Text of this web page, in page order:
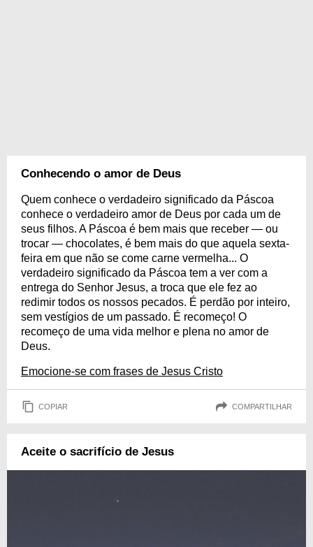
Conhecendo o amor de Deus
Quem conhece o verdadeiro significado da Páscoa
conhece o verdadeiro amor de Deus por cada um de
seus filhos. A Páscoa é bem mais que receber — ou
trocar — chocolates, é bem mais do que aquela sexta-
feira em que não se come carne vermelha... O
verdadeiro significado da Páscoa tem a ver com a
entrega do Senhor Jesus, a troca que ele fez ao
redimir todos os nossos pecados. É perdão por inteiro,
sem vestígios de um passado. É recomeço! O
recomeço de uma vida melhor e plena no amor de
Deus.
Emocione-se com frases de Jesus Cristo
COPIAR COMPARTILHAR
Aceite o sacrifício de Jesus